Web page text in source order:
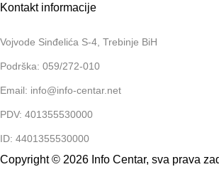
Kontakt informacije
Vojvode Sinđelića S-4, Trebinje BiH
Podrška: 059/272-010
Email: info@info-centar.net
PDV: 401355530000
ID: 4401355530000
Copyright © 2026 Info Centar, sva prava